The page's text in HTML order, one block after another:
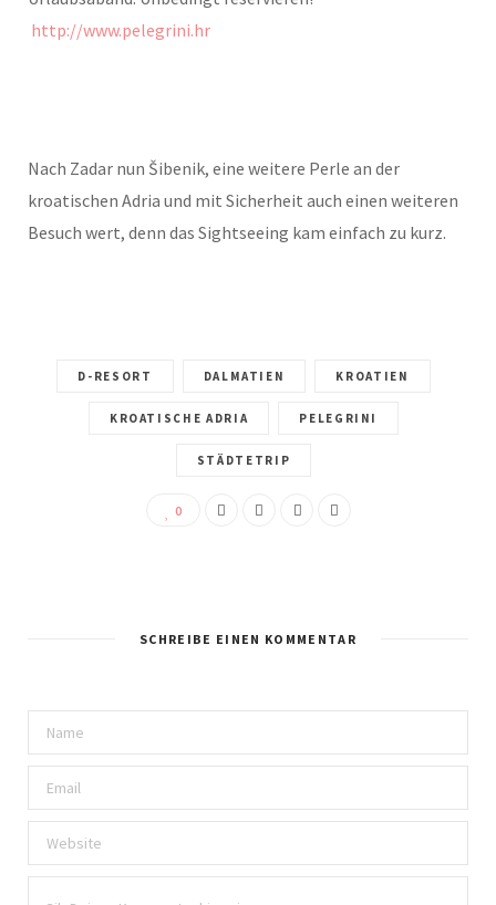
http://www.pelegrini.hr
Nach Zadar nun Šibenik, eine weitere Perle an der
kroatischen Adria und mit Sicherheit auch einen weiteren
Besuch wert, denn das Sightseeing kam einfach zu kurz.
D-RESORT DALMATIEN KROATIEN
KROATISCHE ADRIA PELEGRINI
STÄDTETRIP
0
SCHREIBE EINEN KOMMENTAR